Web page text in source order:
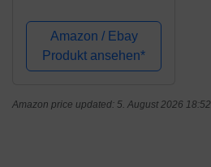
Schnelltrocknend mit
Mesh-Futter und
Verstellbarem
Gelb Dunkelgrün XXL
Amazon / Ebay
Produkt ansehen*
Amazon price updated: 5. August 2026 18:52